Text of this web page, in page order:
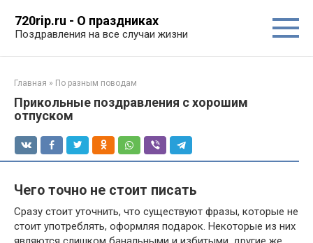
контенту
720rip.ru - О праздниках
Поздравления на все случаи жизни
Главная » По разным поводам
Прикольные поздравления с хорошим
отпуском
Чего точно не стоит писать
Сразу стоит уточнить, что существуют фразы, которые не
стоит употреблять, оформляя подарок. Некоторые из них